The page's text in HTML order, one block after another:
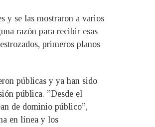
y se las mostraron a varios
razón para recibir esas
primeros planos
públicas y ya han sido
pública. ”Desde el
de dominio público”,
en línea y los